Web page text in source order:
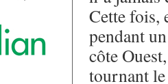
Cette fois,
pendant
côte
tournant